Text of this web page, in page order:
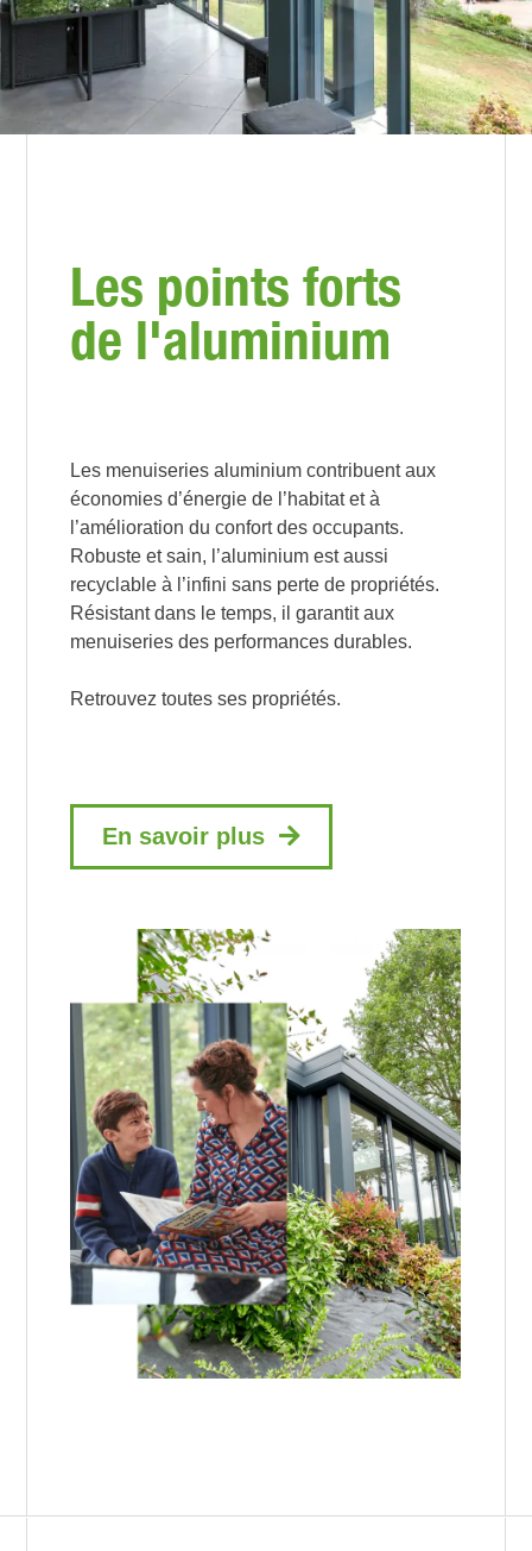
Les points forts
de l'aluminium
Les menuiseries aluminium contribuent aux
économies d’énergie de l’habitat et à
l’amélioration du confort des occupants.
Robuste et sain, l’aluminium est aussi
recyclable à l’infini sans perte de propriétés.
Résistant dans le temps, il garantit aux
menuiseries des performances durables.
Retrouvez toutes ses propriétés.
En savoir plus